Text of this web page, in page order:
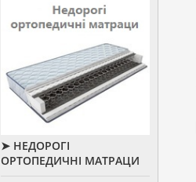
➤ НЕДОРОГІ
ОРТОПЕДИЧНІ МАТРАЦИ